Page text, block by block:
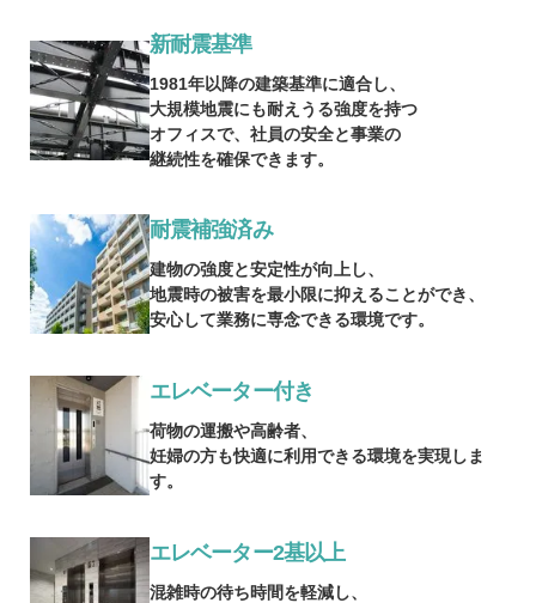
新耐震基準
1981年以降の建築基準に適合し、
大規模地震にも耐えうる強度を持つ
オフィスで、社員の安全と事業の
継続性を確保できます。
耐震補強済み
建物の強度と安定性が向上し、
地震時の被害を最小限に抑えることができ、
安心して業務に専念できる環境です。
エレベーター付き
荷物の運搬や高齢者、
妊婦の方も快適に利用できる環境を実現しま
す。
エレベーター2基以上
混雑時の待ち時間を軽減し、